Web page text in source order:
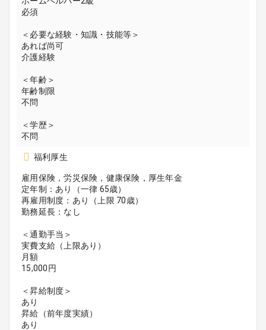
必須
＜必要な経験・知識・技能等＞
あれば尚可
介護経験
＜年齢＞
年齢制限
不問
＜学歴＞
不問
福利厚生
雇用保険，労災保険，健康保険，厚生年金
定年制：あり（一律 65歳）
再雇用制度：あり（上限 70歳）
勤務延長：なし
＜通勤手当＞
実費支給（上限あり）
月額
15,000円
＜昇給制度＞
あり
昇給（前年度実績）
あり